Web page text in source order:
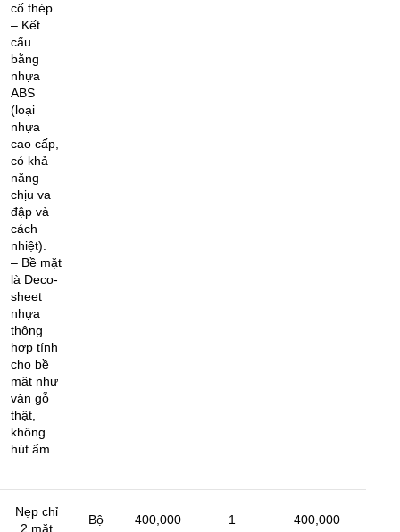
cố thép.
– Kết
cấu
bằng
nhựa
ABS
(loại
nhựa
cao cấp,
có khả
năng
chịu va
đập và
cách
nhiệt).
– Bề mặt
là Deco-
sheet
nhựa
thông
hợp tính
cho bề
mặt như
vân gỗ
thật,
không
hút ẩm.
Nẹp chỉ
2 mặt
Bộ 400,000 1 400,000